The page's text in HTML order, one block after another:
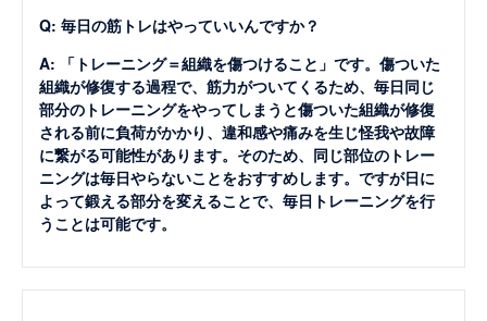
Q: 毎日の筋トレはやっていいんですか？
A: 「トレーニング＝組織を傷つけること」です。傷ついた
組織が修復する過程で、筋力がついてくるため、毎日同じ
部分のトレーニングをやってしまうと傷ついた組織が修復
される前に負荷がかかり、違和感や痛みを生じ怪我や故障
に繋がる可能性があります。そのため、同じ部位のトレー
ニングは毎日やらないことをおすすめします。ですが日に
よって鍛える部分を変えることで、毎日トレーニングを行
うことは可能です。